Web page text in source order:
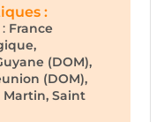
:
France
(DOM),
(DOM),
Martin, Saint